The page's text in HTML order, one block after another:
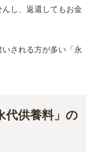
し、返還してもお金
される方が多い「永
代供養料」の